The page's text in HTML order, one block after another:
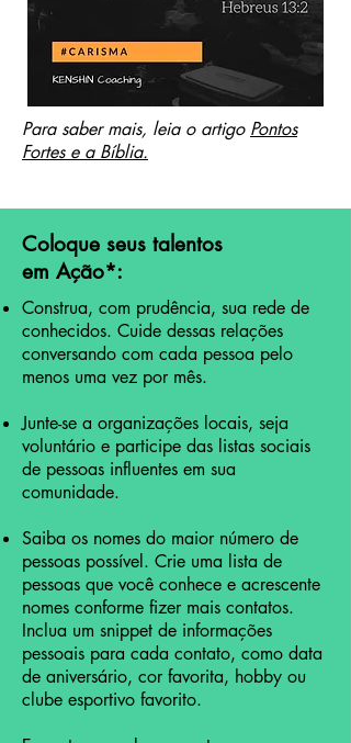
Para saber mais, leia o artigo Pontos
Fortes e a Bíblia.
Coloque seus talentos
em Ação*:
Construa, com prudência, sua rede de
conhecidos. Cuide dessas relações
conversando com cada pessoa pelo
menos uma vez por mês.
Junte-se a organizações locais, seja
voluntário e participe das listas sociais
de pessoas influentes em sua
comunidade.
Saiba os nomes do maior número de
pessoas possível. Crie uma lista de
pessoas que você conhece e acrescente
nomes conforme fizer mais contatos.
Inclua um snippet de informações
pessoais para cada contato, como data
de aniversário, cor favorita, hobby ou
clube esportivo favorito.